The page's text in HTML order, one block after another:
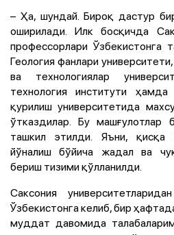
– Ҳа, шундай. Бироқ дастур
оширилади. Илк босқичда
профессорлари Ўзбекистонга
Геология фанлари
ва технологиялар
технология институти
қурилиш университетида
ўтказдилар. Бу машғулотлар
ташкил этилди. Яъни,
йўналиш бўйича жадал ва
бериш тизими қўлланилди.
Саксония
Ўзбекистонга келиб, бир
муддат давомида